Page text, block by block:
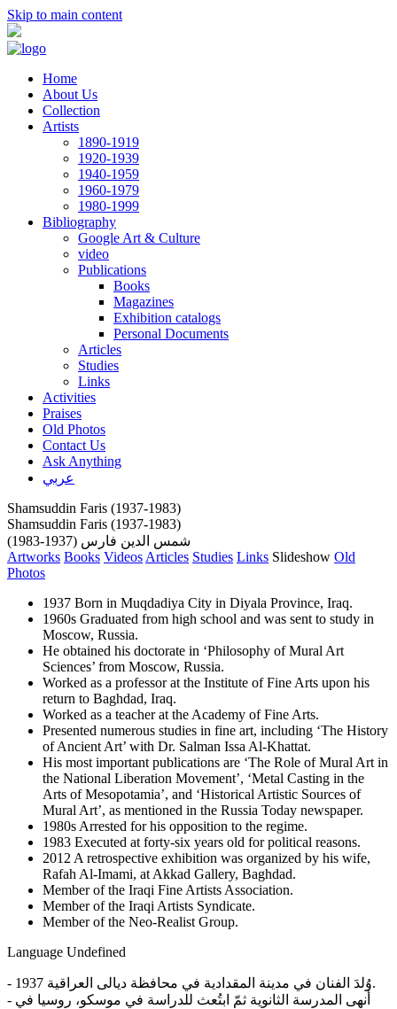
Skip to main content
Home
About Us
Collection
Artists
1890-1919
1920-1939
1940-1959
1960-1979
1980-1999
Bibliography
Google Art & Culture
video
Publications
Books
Magazines
Exhibition catalogs
Personal Documents
Articles
Studies
Links
Activities
Praises
Old Photos
Contact Us
Ask Anything
عربي
Shamsuddin Faris (1937-1983)
Shamsuddin Faris (1937-1983)
شمس الدين فارس (1937-1983)
Artworks Books Videos Articles Studies Links Slideshow Old
Photos
1937 Born in Muqdadiya City in Diyala Province, Iraq.
1960s Graduated from high school and was sent to study in
Moscow, Russia.
He obtained his doctorate in ‘Philosophy of Mural Art
Sciences’ from Moscow, Russia.
Worked as a professor at the Institute of Fine Arts upon his
return to Baghdad, Iraq.
Worked as a teacher at the Academy of Fine Arts.
Presented numerous studies in fine art, including ‘The History
of Ancient Art’ with Dr. Salman Issa Al-Khattat.
His most important publications are ‘The Role of Mural Art in
the National Liberation Movement’, ‘Metal Casting in the
Arts of Mesopotamia’, and ‘Historical Artistic Sources of
Mural Art’, as mentioned in the Russia Today newspaper.
1980s Arrested for his opposition to the regime.
1983 Executed at forty-six years old for political reasons.
2012 A retrospective exhibition was organized by his wife,
Rafah Al-Imami, at Akkad Gallery, Baghdad.
Member of the Iraqi Fine Artists Association.
Member of the Iraqi Artists Syndicate.
Member of the Neo-Realist Group.
Language Undefined
- 1937 وُلدَ الفنان في مدينة المقدادية في محافظة ديالى العراقية.
- أنهى المدرسة الثانوية ثمّ ابتُعث للدراسة في موسكو، روسيا في